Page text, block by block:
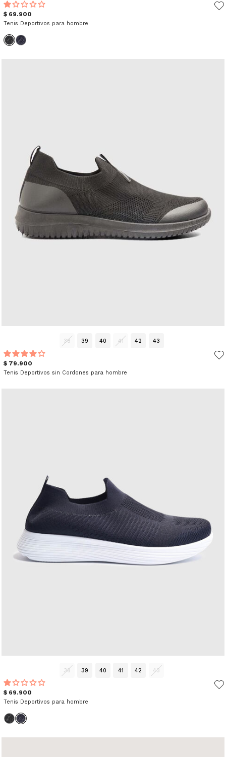
$ 69.900
Tenis Deportivos para hombre
38 39 40 41 42 43
$ 79.900
Tenis Deportivos sin Cordones para hombre
38 39 40 41 42 43
$ 69.900
Tenis Deportivos para hombre